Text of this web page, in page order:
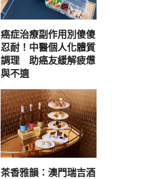
癌症治療副作用別傻傻
忍耐！中醫個人化體質
調理 助癌友緩解疲憊
與不適
茶香雅韻：澳門瑞吉酒